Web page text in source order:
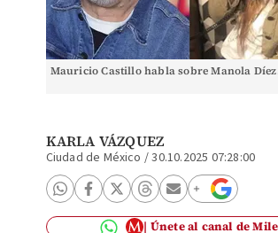
Mauricio Castillo habla sobre Manola
KARLA VÁZQUEZ
Ciudad de México /30.10.2025 07:28:00
Únete al canal de